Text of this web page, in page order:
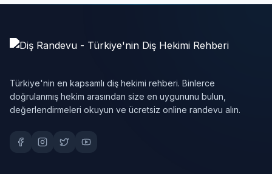
Türkiye'nin en kapsamlı diş hekimi rehberi. Binlerce
doğrulanmış hekim arasından size en uygununu bulun,
değerlendirmeleri okuyun ve ücretsiz online randevu alın.